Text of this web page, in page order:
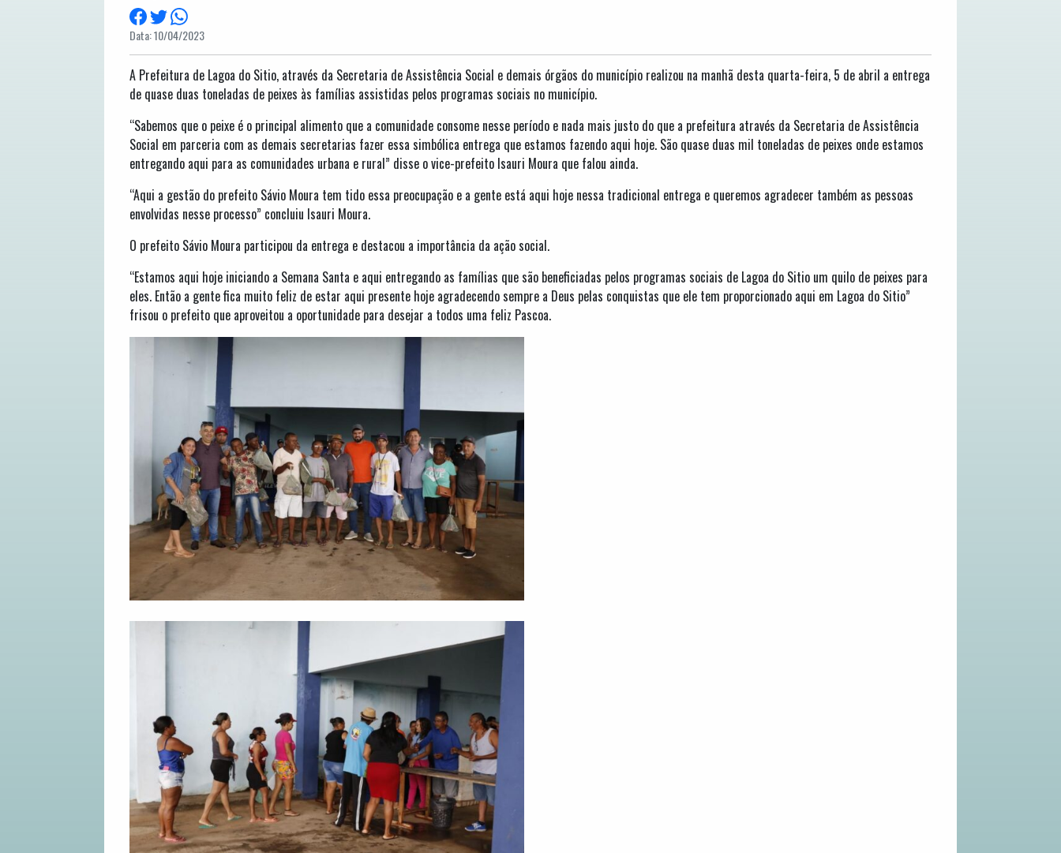
Data: 10/04/2023
A Prefeitura de Lagoa do Sitio, através da Secretaria de Assistência Social e demais órgãos do município realizou na manhã desta quarta-feira, 5 de abril a entrega
de quase duas toneladas de peixes às famílias assistidas pelos programas sociais no município.
“Sabemos que o peixe é o principal alimento que a comunidade consome nesse período e nada mais justo do que a prefeitura através da Secretaria de Assistência
Social em parceria com as demais secretarias fazer essa simbólica entrega que estamos fazendo aqui hoje. São quase duas mil toneladas de peixes onde estamos
entregando aqui para as comunidades urbana e rural” disse o vice-prefeito Isauri Moura que falou ainda.
“Aqui a gestão do prefeito Sávio Moura tem tido essa preocupação e a gente está aqui hoje nessa tradicional entrega e queremos agradecer também as pessoas
envolvidas nesse processo” concluiu Isauri Moura.
O prefeito Sávio Moura participou da entrega e destacou a importância da ação social.
“Estamos aqui hoje iniciando a Semana Santa e aqui entregando as famílias que são beneficiadas pelos programas sociais de Lagoa do Sitio um quilo de peixes para
eles. Então a gente fica muito feliz de estar aqui presente hoje agradecendo sempre a Deus pelas conquistas que ele tem proporcionado aqui em Lagoa do Sitio”
frisou o prefeito que aproveitou a oportunidade para desejar a todos uma feliz Pascoa.